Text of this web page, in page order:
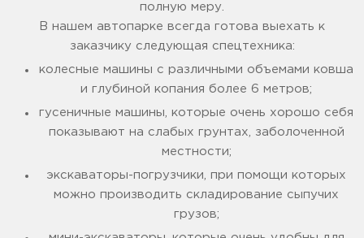
полную меру.
В нашем автопарке всегда готова выехать к
заказчику следующая спецтехника:
колесные машины с различными объемами ковша
и глубиной копания более 6 метров;
гусеничные машины, которые очень хорошо себя
показывают на слабых грунтах, заболоченной
местности;
экскаваторы-погрузчики, при помощи которых
можно производить складирование сыпучих
грузов;